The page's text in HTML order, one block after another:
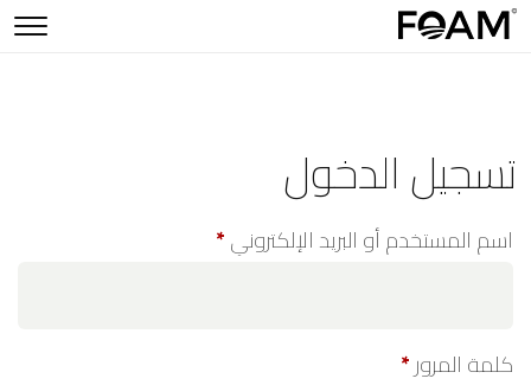
تسجيل الدخول
اسم المستخدم أو البريد الإلكتروني*
كلمة المرور*